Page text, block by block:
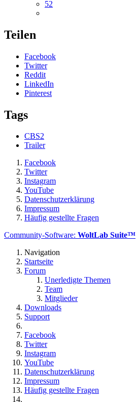
52
Teilen
Facebook
Twitter
Reddit
LinkedIn
Pinterest
Tags
CBS2
Trailer
Facebook
Twitter
Instagram
YouTube
Datenschutzerklärung
Impressum
Häufig gestellte Fragen
Community-Software: WoltLab Suite™
Navigation
Startseite
Forum
Unerledigte Themen
Team
Mitglieder
Downloads
Support
Facebook
Twitter
Instagram
YouTube
Datenschutzerklärung
Impressum
Häufig gestellte Fragen